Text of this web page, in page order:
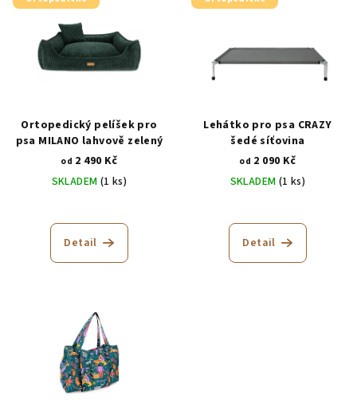
Ortopedický pelíšek pro
psa MILANO lahvově zelený
od 2 490 Kč
SKLADEM (1 ks)
hodnocení
produktu
hvězdiček.
Detail
Lehátko pro psa CRAZY
šedé síťovina
od 2 090 Kč
SKLADEM (1 ks)
hodnocení
produktu
Detail